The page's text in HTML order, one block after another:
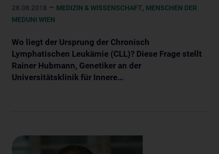
28.08.2018 – MEDIZIN & WISSENSCHAFT, MENSCHEN DER
MEDUNI WIEN
Wo liegt der Ursprung der Chronisch
Lymphatischen Leukämie (CLL)? Diese Frage stellt
Rainer Hubmann, Genetiker an der
Universitätsklinik für Innere…